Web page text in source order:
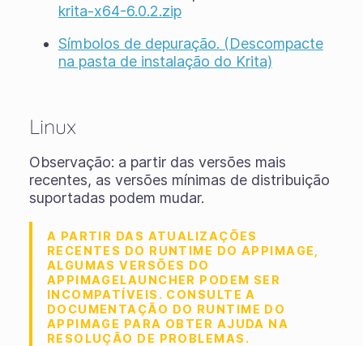
krita-x64-6.0.2.zip
Símbolos de depuração. (Descompacte
na pasta de instalação do Krita)
Linux
Observação: a partir das versões mais
recentes, as versões mínimas de distribuição
suportadas podem mudar.
A PARTIR DAS ATUALIZAÇÕES
RECENTES DO RUNTIME DO APPIMAGE,
ALGUMAS VERSÕES DO
APPIMAGELAUNCHER PODEM SER
INCOMPATÍVEIS. CONSULTE A
DOCUMENTAÇÃO DO RUNTIME DO
APPIMAGE PARA OBTER AJUDA NA
RESOLUÇÃO DE PROBLEMAS.